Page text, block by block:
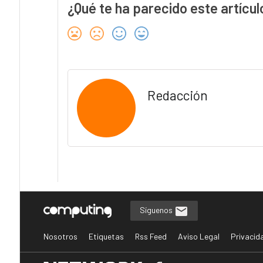
¿Qué te ha parecido este
Redacción
Síguenos
Nosotros Etiquetas Rss Feed Aviso Legal